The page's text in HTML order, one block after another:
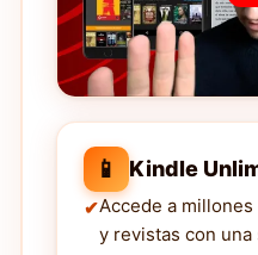
📱 Kindle
Accede a
y revistas con